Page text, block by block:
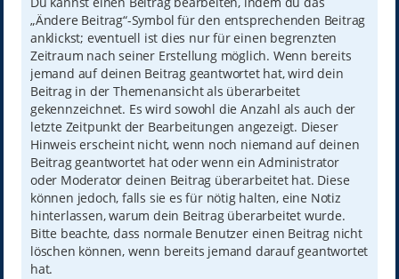
„Ändere Beitrag“-Symbol für den entsprechenden Beitrag
anklickst; eventuell ist dies nur für einen begrenzten
Zeitraum nach seiner Erstellung möglich. Wenn bereits
jemand auf deinen Beitrag geantwortet hat, wird dein
Beitrag in der Themenansicht als überarbeitet
gekennzeichnet. Es wird sowohl die Anzahl als auch der
letzte Zeitpunkt der Bearbeitungen angezeigt. Dieser
Hinweis erscheint nicht, wenn noch niemand auf deinen
Beitrag geantwortet hat oder wenn ein Administrator
oder Moderator deinen Beitrag überarbeitet hat. Diese
können jedoch, falls sie es für nötig halten, eine Notiz
hinterlassen, warum dein Beitrag überarbeitet wurde.
Bitte beachte, dass normale Benutzer einen Beitrag nicht
löschen können, wenn bereits jemand darauf geantwortet
hat.